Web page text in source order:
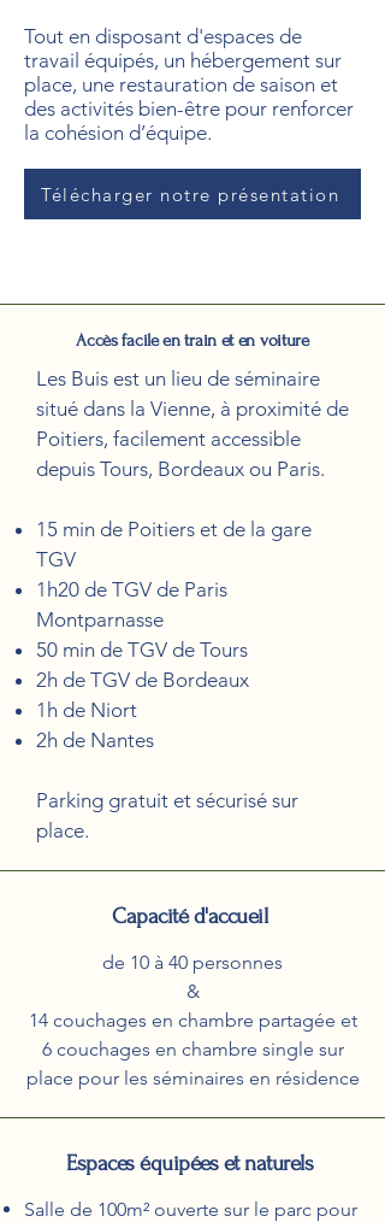
Tout en disposant d'espaces de
travail équipés, un hébergement sur
place, une restauration de saison et
des activités bien-être pour renforcer
la cohésion d’équipe.
Télécharger notre présentation
Accès facile en train et en voiture
Les Buis est un lieu de séminaire
situé dans la Vienne, à proximité de
Poitiers, facilement accessible
depuis Tours, Bordeaux ou Paris.
15 min de Poitiers et de la gare
TGV
1h20 de TGV de Paris
Montparnasse
50 min de TGV de Tours
2h de TGV de Bordeaux
1h de Niort
2h de Nantes
Parking gratuit et sécurisé sur
place.
Capacité d'accueil
de 10 à 40 personnes
&
14 couchages en chambre partagée et
6 couchages en chambre single sur
place pour les séminaires en résidence
Espaces équipées et naturels
Salle de 100m² ouverte sur le parc pour